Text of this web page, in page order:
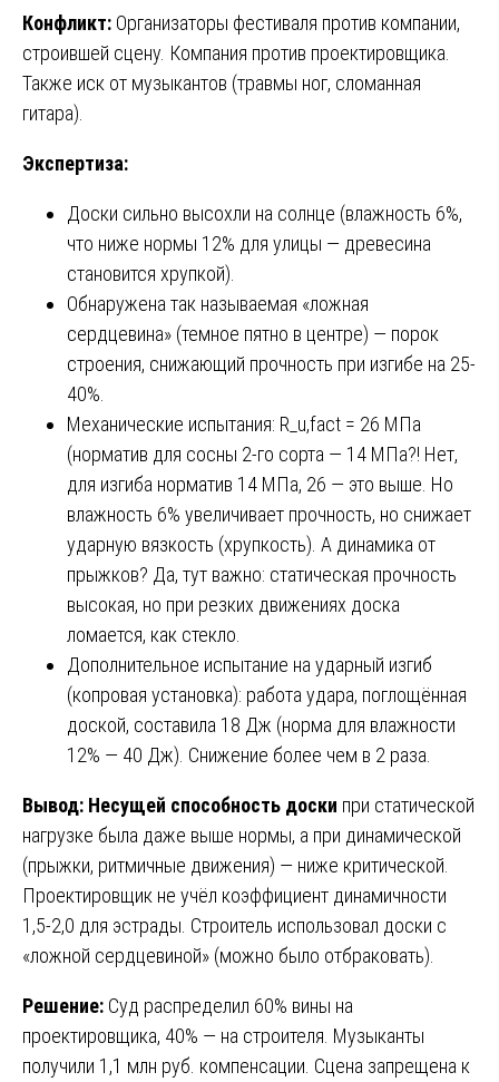
Конфликт: Организаторы фестиваля против компании,
строившей сцену. Компания против проектировщика.
Также иск от музыкантов (травмы ног, сломанная
гитара).
Экспертиза:
Доски сильно высохли на солнце (влажность 6%,
что ниже нормы 12% для улицы — древесина
становится хрупкой).
Обнаружена так называемая «ложная
сердцевина» (темное пятно в центре) — порок
строения, снижающий прочность при изгибе на 25-
40%.
Механические испытания: R_u,fact = 26 МПа
(норматив для сосны 2-го сорта — 14 МПа?! Нет,
для изгиба норматив 14 МПа, 26 — это выше. Но
влажность 6% увеличивает прочность, но снижает
ударную вязкость (хрупкость). А динамика от
прыжков? Да, тут важно: статическая прочность
высокая, но при резких движениях доска
ломается, как стекло.
Дополнительное испытание на ударный изгиб
(копровая установка): работа удара, поглощённая
доской, составила 18 Дж (норма для влажности
12% — 40 Дж). Снижение более чем в 2 раза.
Вывод: Несущей способность доски при статической
нагрузке была даже выше нормы, а при динамической
(прыжки, ритмичные движения) — ниже критической.
Проектировщик не учёл коэффициент динамичности
1,5-2,0 для эстрады. Строитель использовал доски с
«ложной сердцевиной» (можно было отбраковать).
Решение: Суд распределил 60% вины на
проектировщика, 40% — на строителя. Музыканты
получили 1,1 млн руб. компенсации. Сцена запрещена к